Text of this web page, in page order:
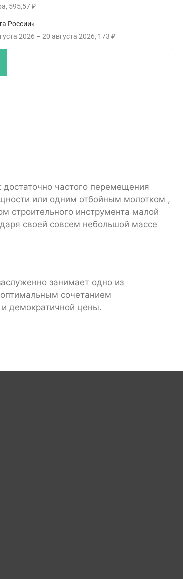
595,57₽
России»
2026 – 20 августа 2026 173₽
частого перемещения
или одним отбойным молотком ,
строительного инструмента малой
своей совсем небольшой массе
занимает одно из
сочетанием
и демократичной цены.